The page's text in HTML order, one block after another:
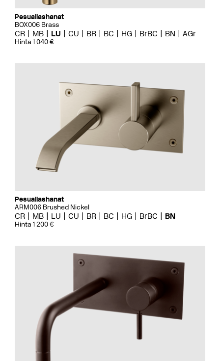
Pesuallashanat
BOX006 Brass
CR MB LU CU BR BC HG BrBC BN AGr
Hinta 1 040 €
Pesuallashanat
ARM006 Brushed Nickel
CR MB LU CU BR BC HG BrBC BN
Hinta 1 200 €